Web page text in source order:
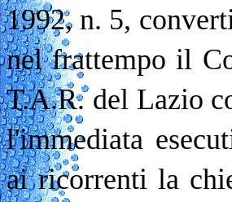
1992, n. 5,
nel frattempo il
T.A.R. del Lazio
l'immediata
ai ricorrenti la